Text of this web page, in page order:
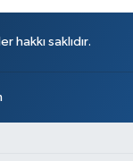
saklıdır.